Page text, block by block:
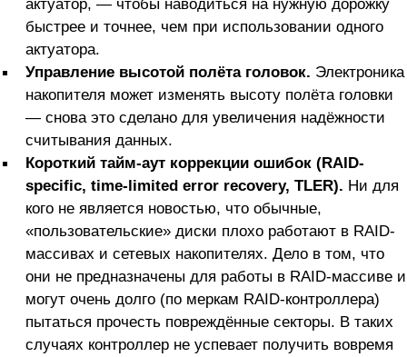
актуатор, — чтобы наводиться на нужную дорожку
быстрее и точнее, чем при использовании одного
актуатора.
Управление высотой полёта головок. Электроника
накопителя может изменять высоту полёта головки
— снова это сделано для увеличения надёжности
считывания данных.
Короткий тайм-аут коррекции ошибок (RAID-
specific, time-limited error recovery, TLER). Ни для
кого не является новостью, что обычные,
«пользовательские» диски плохо работают в RAID-
массивах и сетевых накопителях. Дело в том, что
они не предназначены для работы в RAID-массиве и
могут очень долго (по меркам RAID-контроллера)
пытаться прочесть повреждённые секторы. В таких
случаях контроллер не успевает получить вовремя